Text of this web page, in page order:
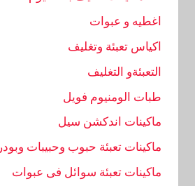
اغطيه و عبوات
اكياس تعبئة وتغليف
التعبئةو التغليف
طبات الومنيوم فويل
ماكينات اندكشن سيل
ماكينات تعبئة حبوب وحبيبات وبودر
ماكينات تعبئة سوائل فى عبوات